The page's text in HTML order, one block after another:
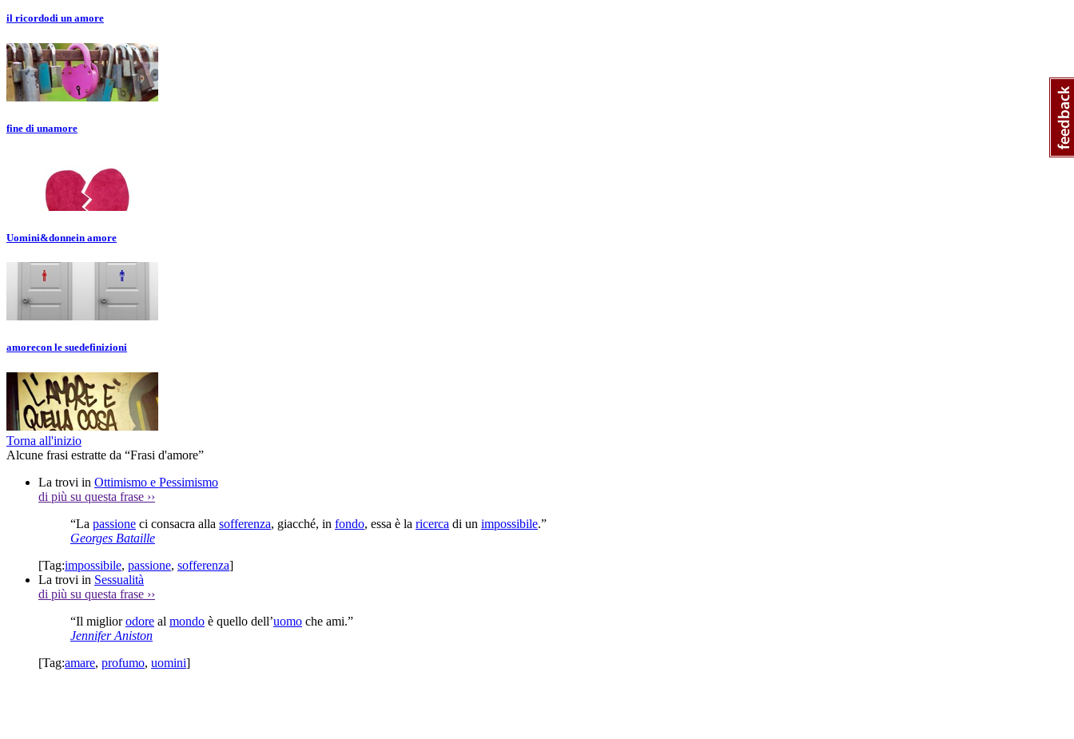
il ricordodi un amore
fine di unamore
Uomini&donnein amore
amorecon le suedefinizioni
Torna all'inizio
Alcune frasi estratte da “Frasi d'amore”
La trovi in Ottimismo e Pessimismo
di più su questa frase ››
“La passione ci consacra alla sofferenza, giacché, in fondo, essa è la ricerca di un impossibile.”
Georges Bataille
[Tag:impossibile, passione, sofferenza]
La trovi in Sessualità
di più su questa frase ››
“Il migliorodore al mondo è quello dell’uomo che ami.”
Jennifer Aniston
[Tag:amare, profumo, uomini]